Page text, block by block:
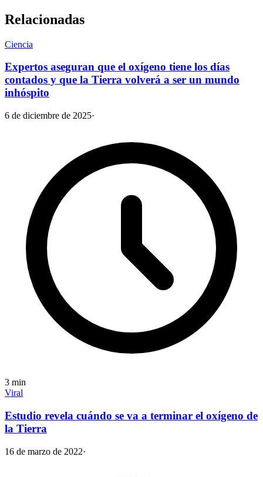
Relacionadas
Ciencia
Expertos aseguran que el oxígeno tiene los días
contados y que la Tierra volverá a ser un mundo
inhóspito
6 de diciembre de 2025·
3 min
Viral
Estudio revela cuándo se va a terminar el oxígeno de
la Tierra
16 de marzo de 2022·